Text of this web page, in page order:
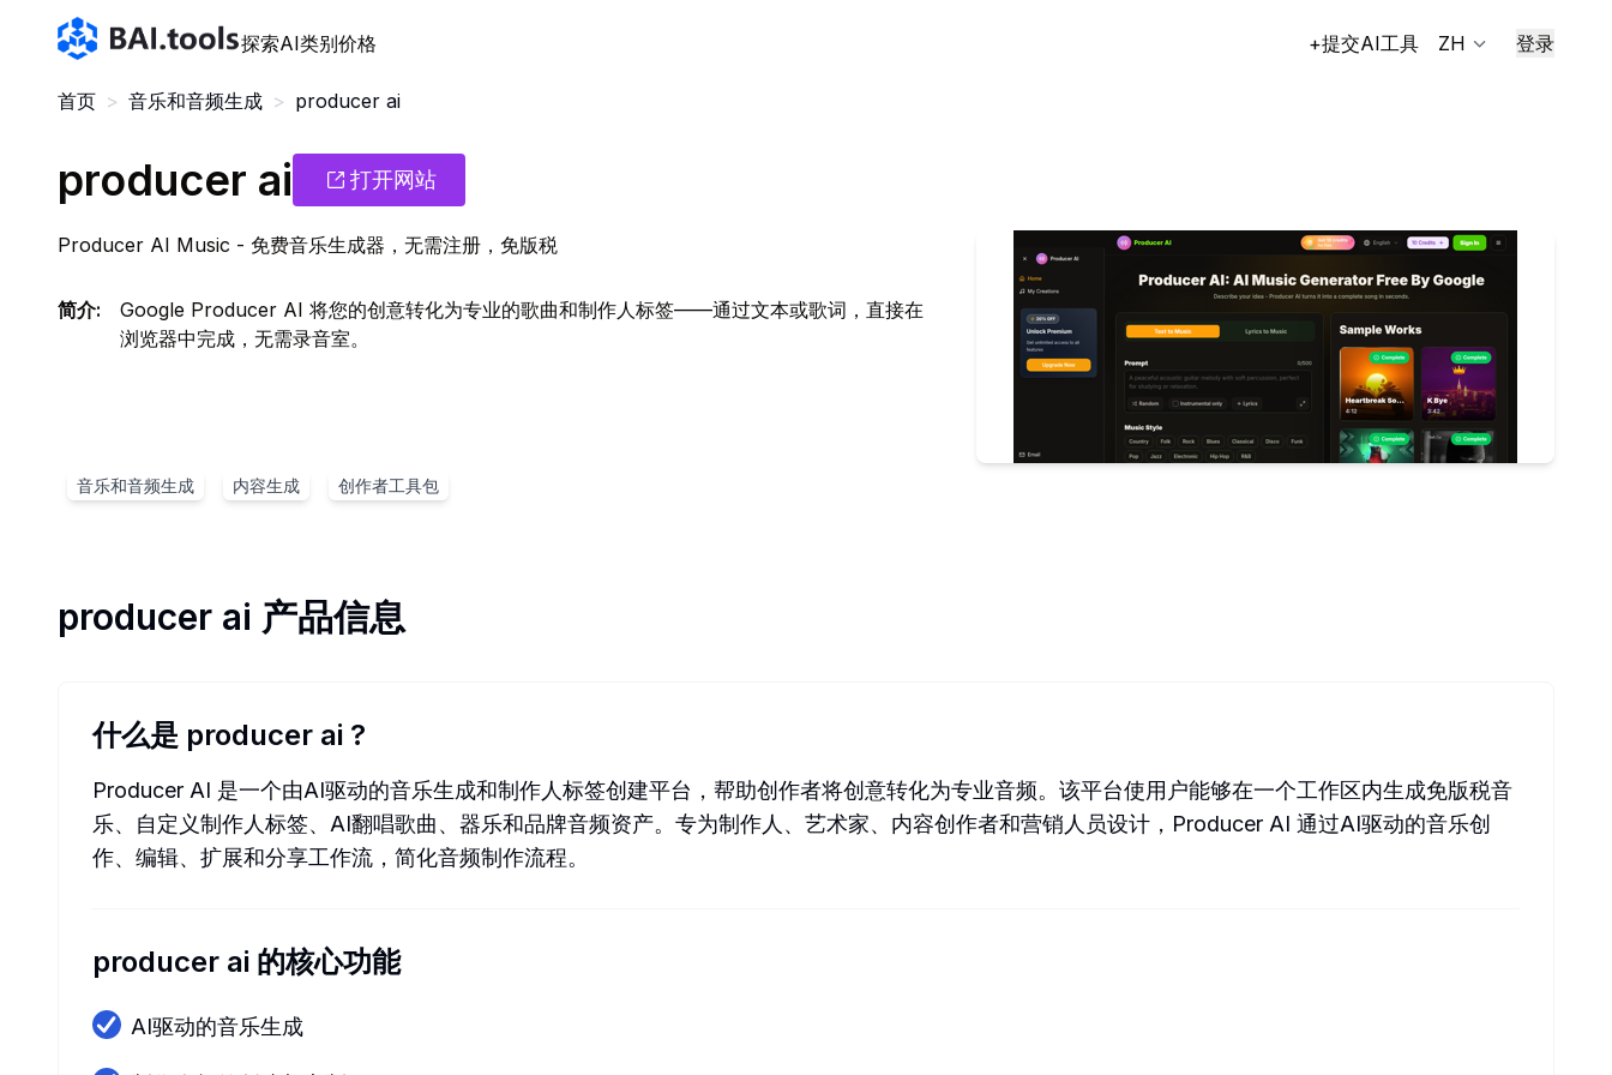
Bai.tools
探索AI类别价格 +提交AI工具 ZH 登录
首页 > 音乐和音频生成 > producer ai
producer ai 打开网站
Producer AI Music - 免费音乐生成器，无需注册，免版税
简介:
Google Producer AI 将您的创意转化为专业的歌曲和制作人标签——通过文本或歌词，直接在
浏览器中完成，无需录音室。
音乐和音频生成 内容生成 创作者工具包
producer ai 产品信息
什么是 producer ai ?
Producer AI 是一个由AI驱动的音乐生成和制作人标签创建平台，帮助创作者将创意转化为专业音频。该平台使用户能够在一个工作区内生成免版税音
乐、自定义制作人标签、AI翻唱歌曲、器乐和品牌音频资产。专为制作人、艺术家、内容创作者和营销人员设计，Producer AI 通过AI驱动的音乐创
作、编辑、扩展和分享工作流，简化音频制作流程。
producer ai 的核心功能
AI驱动的音乐生成